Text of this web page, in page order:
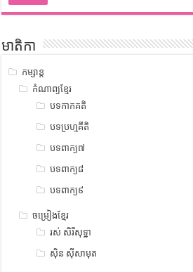
មាតិកា
កម្សាន្ត
កំណាព្យខ្មែរ
បទកាកគតិ
បទប្រហ្មគីតិ
បទពាក្យ៧
បទពាក្យ៨
បទពាក្យ៩
ចម្រៀងខ្មែរ
រស់ សិរីសុទ្ឋា
ស៊ិន ស៊ីសាមុត